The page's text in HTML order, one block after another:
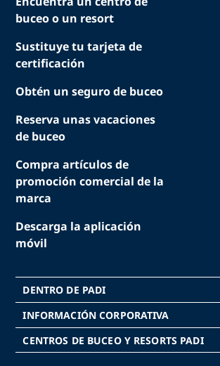
buceo o un resort
Sustituye tu tarjeta de
certificación
Obtén un seguro de buceo
Reserva unas vacaciones
de buceo
Compra artículos de
promoción comercial de la
marca
Descarga la aplicación
móvil
DENTRO DE PADI
INFORMACIÓN CORPORATIVA
CENTROS DE BUCEO Y RESORTS PADI